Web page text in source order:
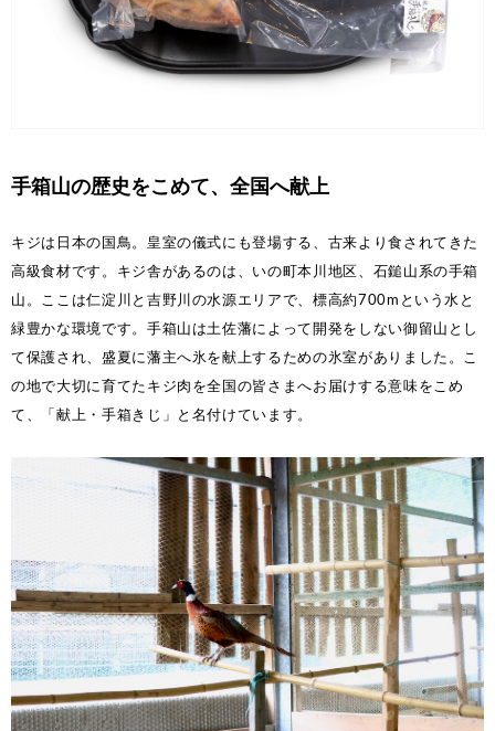
手箱山の歴史をこめて、全国へ献上
キジは日本の国鳥。皇室の儀式にも登場する、古来より食されてきた
高級食材です。キジ舎があるのは、いの町本川地区、石鎚山系の手箱
山。ここは仁淀川と吉野川の水源エリアで、標高約700mという水と
緑豊かな環境です。手箱山は土佐藩によって開発をしない御留山とし
て保護され、盛夏に藩主へ氷を献上するための氷室がありました。こ
の地で大切に育てたキジ肉を全国の皆さまへお届けする意味をこめ
て、「献上・手箱きじ」と名付けています。